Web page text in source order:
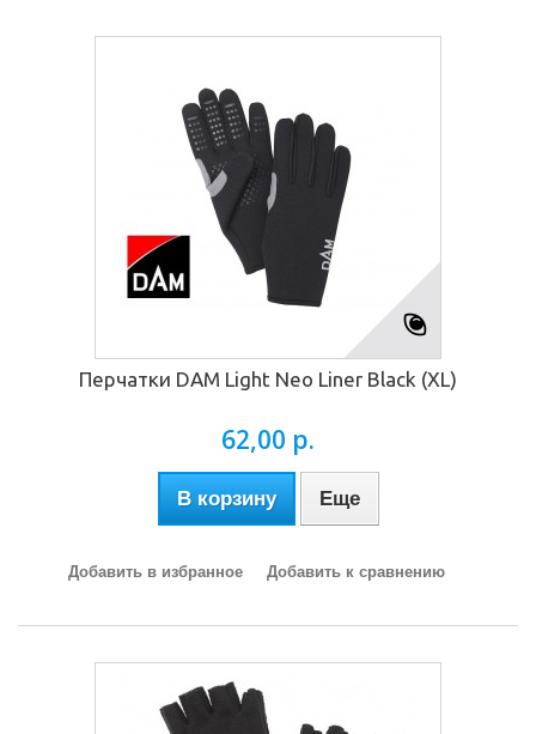
Перчатки DAM Light Neo Liner Black (XL)
62,00 р.
В корзину Еще
Добавить в избранное Добавить к сравнению